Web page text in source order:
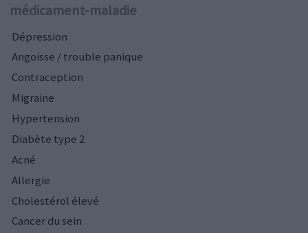
médicament-maladie
Dépression
Angoisse / trouble panique
Contraception
Migraine
Hypertension
Diabète type 2
Acné
Allergie
Cholestérol élevé
Cancer du sein